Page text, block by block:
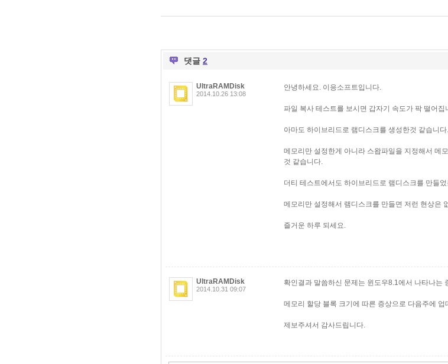
댓글 2
UltraRAMDisk
2014.10.26 13:08
안녕하세요. 이응소프트입니다.
파일 복사 테스트를 보시면 갑자기 속도가 팍 떨어집
아마도 하이브리드로 램디스크를 생성한것 같습니다.
메모리만 설정한게 아니라 스왑파일을 지정해서 메
것 같습니다.
더티 테스트에서도 하이브리드로 램디스크를 만들
메모리만 설정해서 램디스크를 만들면 저런 현상은
즐거운 하루 되세요.
UltraRAMDisk
2014.10.31 09:07
확인결과 말씀하신 문제는 윈도우8.1에서 나타나는
메모리 할당 블록 크기에 따른 증상으로 다음주에
제보주셔서 감사드립니다.